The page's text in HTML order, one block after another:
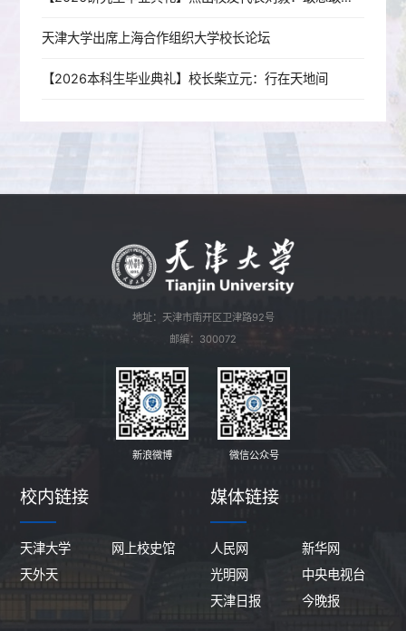
天津大学出席上海合作组织大学校长论坛
【2026本科生毕业典礼】校长柴立元：行在天地间
地址：天津市南开区卫津路92号
邮编：300072
新浪微博 微信公众号
校内链接
天津大学
网上校史馆
天外天
媒体链接
人民网
新华网
光明网
中央电视台
天津日报
今晚报